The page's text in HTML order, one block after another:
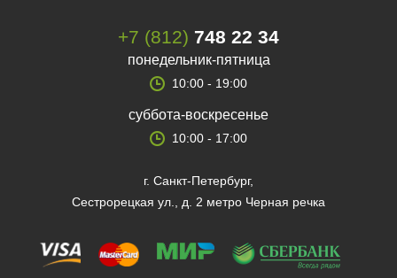
+7 (812) 748 22 34
понедельник-пятница
10:00 - 19:00
суббота-воскресенье
10:00 - 17:00
г. Санкт-Петербург,
Сестрорецкая ул., д. 2 метро Черная речка